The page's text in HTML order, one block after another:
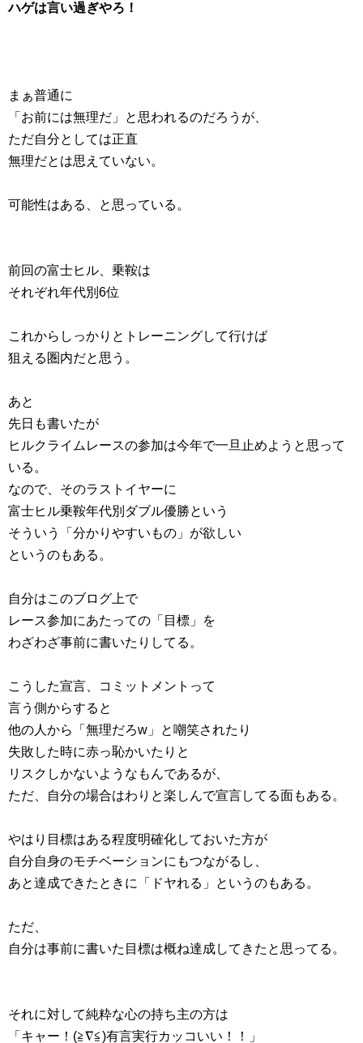
ハゲは言い過ぎやろ！
まぁ普通に
「お前には無理だ」と思われるのだろうが、
ただ自分としては正直
無理だとは思えていない。
可能性はある、と思っている。
前回の富士ヒル、乗鞍は
それぞれ年代別6位
これからしっかりとトレーニングして行けば
狙える圏内だと思う。
あと
先日も書いたが
ヒルクライムレースの参加は今年で一旦止めようと思って
いる。
なので、そのラストイヤーに
富士ヒル乗鞍年代別ダブル優勝という
そういう「分かりやすいもの」が欲しい
というのもある。
自分はこのブログ上で
レース参加にあたっての「目標」を
わざわざ事前に書いたりしてる。
こうした宣言、コミットメントって
言う側からすると
他の人から「無理だろw」と嘲笑されたり
失敗した時に赤っ恥かいたりと
リスクしかないようなもんであるが、
ただ、自分の場合はわりと楽しんで宣言してる面もある。
やはり目標はある程度明確化しておいた方が
自分自身のモチベーションにもつながるし、
あと達成できたときに「ドヤれる」というのもある。
ただ、
自分は事前に書いた目標は概ね達成してきたと思ってる。
それに対して純粋な心の持ち主の方は
「キャー！(≧∇≦)有言実行カッコいい！！」